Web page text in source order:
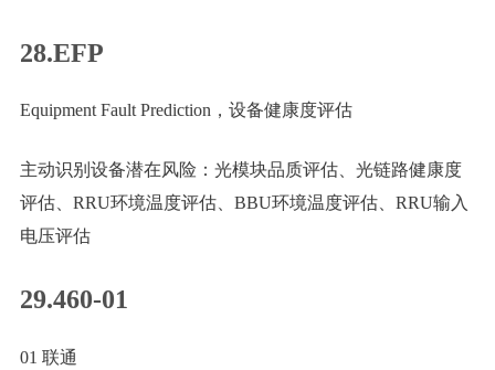
28.EFP
Equipment Fault Prediction，设备健康度评估
主动识别设备潜在风险：光模块品质评估、光链路健康度
评估、RRU环境温度评估、BBU环境温度评估、RRU输入
电压评估
29.460-01
01 联通